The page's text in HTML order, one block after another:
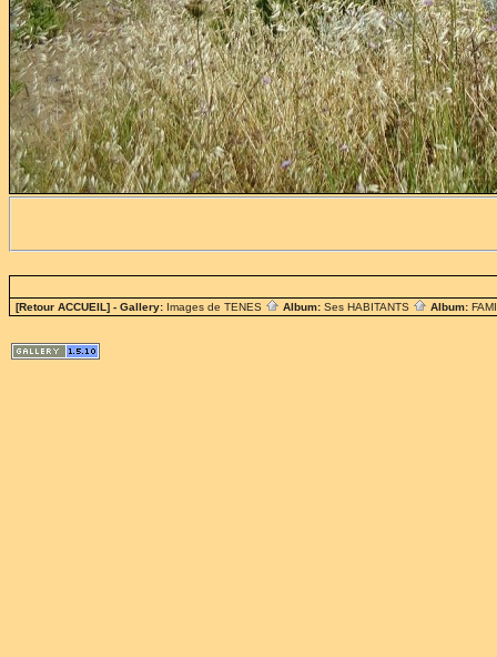
[Retour ACCUEIL] - Gallery: Images de TENES Album: Ses HABITANTS Album: